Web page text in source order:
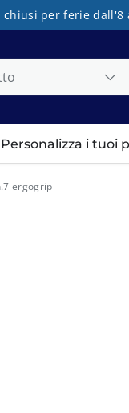
chiusi per ferie dall'8
Personalizza i tuoi
ergogrip